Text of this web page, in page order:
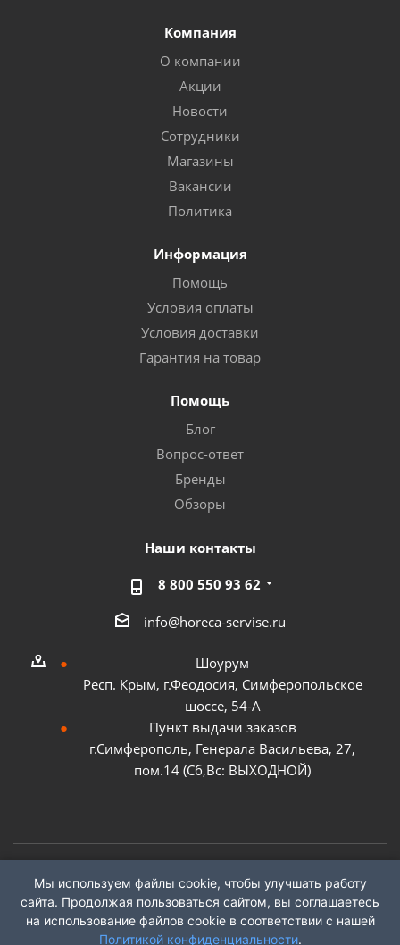
Компания
О компании
Акции
Новости
Сотрудники
Магазины
Вакансии
Политика
Информация
Помощь
Условия оплаты
Условия доставки
Гарантия на товар
Помощь
Блог
Вопрос-ответ
Бренды
Обзоры
Наши контакты
8 800 550 93 62
info@horeca-servise.ru
Шоурум
Респ. Крым, г.Феодосия, Симферопольское
шоссе, 54-А
Пункт выдачи заказов
г.Симферополь, Генерала Васильева, 27,
пом.14 (Сб,Вс: ВЫХОДНОЙ)
2026 ©ГК "ХоРеКа Сервис"
Мы используем файлы cookie, чтобы улучшать работу
сайта. Продолжая пользоваться сайтом, вы соглашаетесь
на использование файлов cookie в соответствии с нашей
Политикой конфиденциальности.